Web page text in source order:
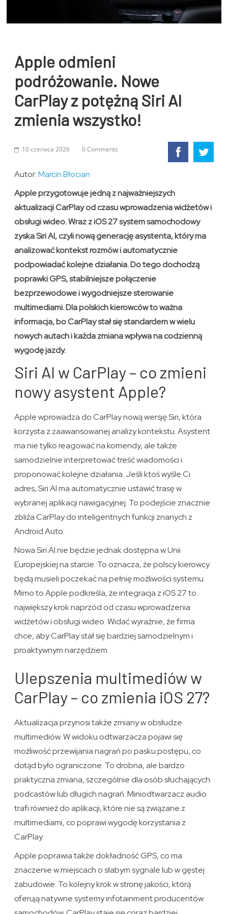
Apple odmieni
podróżowanie. Nowe
CarPlay z potężną Siri AI
zmienia wszystko!
10 czerwca 2026 0 Comments
Autor:Marcin Błocian
Apple przygotowuje jedną z najważniejszych
aktualizacji CarPlay od czasu wprowadzenia widżetów i
obsługi wideo. Wraz z iOS 27 system samochodowy
zyska Siri AI, czyli nową generację asystenta, który ma
analizować kontekst rozmów i automatycznie
podpowiadać kolejne działania. Do tego dochodzą
poprawki GPS, stabilniejsze połączenie
bezprzewodowe i wygodniejsze sterowanie
multimediami. Dla polskich kierowców to ważna
informacja, bo CarPlay stał się standardem w wielu
nowych autach i każda zmiana wpływa na codzienną
wygodę jazdy.
Siri AI w CarPlay – co zmieni
nowy asystent Apple?
Apple wprowadza do CarPlay nową wersję Siri, która
korzysta z zaawansowanej analizy kontekstu. Asystent
ma nie tylko reagować na komendy, ale także
samodzielnie interpretować treść wiadomości i
proponować kolejne działania. Jeśli ktoś wyśle Ci
adres, Siri AI ma automatycznie ustawić trasę w
wybranej aplikacji nawigacyjnej. To podejście znacznie
zbliża CarPlay do inteligentnych funkcji znanych z
Android Auto.
Nowa Siri AI nie będzie jednak dostępna w Unii
Europejskiej na starcie. To oznacza, że polscy kierowcy
będą musieli poczekać na pełnię możliwości systemu.
Mimo to Apple podkreśla, że integracja z iOS 27 to
największy krok naprzód od czasu wprowadzenia
widżetów i obsługi wideo. Widać wyraźnie, że firma
chce, aby CarPlay stał się bardziej samodzielnym i
proaktywnym narzędziem.
Ulepszenia multimediów w
CarPlay – co zmienia iOS 27?
Aktualizacja przynosi także zmiany w obsłudze
multimediów. W widoku odtwarzacza pojawi się
możliwość przewijania nagrań po pasku postępu, co
dotąd było ograniczone. To drobna, ale bardzo
praktyczna zmiana, szczególnie dla osób słuchających
podcastów lub długich nagrań. Miniodtwarzacz audio
trafi również do aplikacji, które nie są związane z
multimediami, co poprawi wygodę korzystania z
CarPlay.
Apple poprawia także dokładność GPS, co ma
znaczenie w miejscach o słabym sygnale lub w gęstej
zabudowie. To kolejny krok w stronę jakości, którą
oferują natywne systemy infotainment producentów